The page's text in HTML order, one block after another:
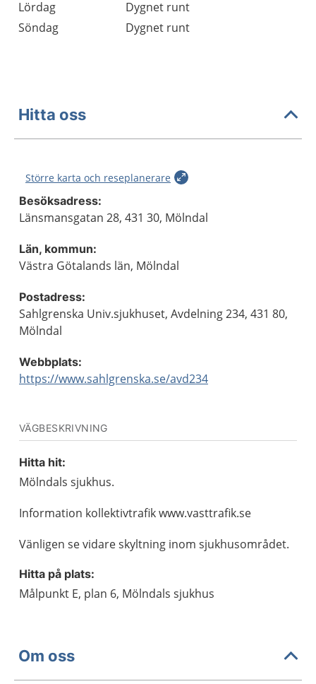
Lördag
Dygnet runt
Söndag
Dygnet runt
Hitta oss
Större karta och reseplanerare
Besöksadress:
Länsmansgatan 28, 431 30, Mölndal
Län, kommun:
Västra Götalands län, Mölndal
Postadress:
Sahlgrenska Univ.sjukhuset, Avdelning 234, 431 80,
Mölndal
Webbplats:
https://www.sahlgrenska.se/avd234
VÄGBESKRIVNING
Hitta hit:
Mölndals sjukhus.
Information kollektivtrafik www.vasttrafik.se
Vänligen se vidare skyltning inom sjukhusområdet.
Hitta på plats:
Målpunkt E, plan 6, Mölndals sjukhus
Om oss